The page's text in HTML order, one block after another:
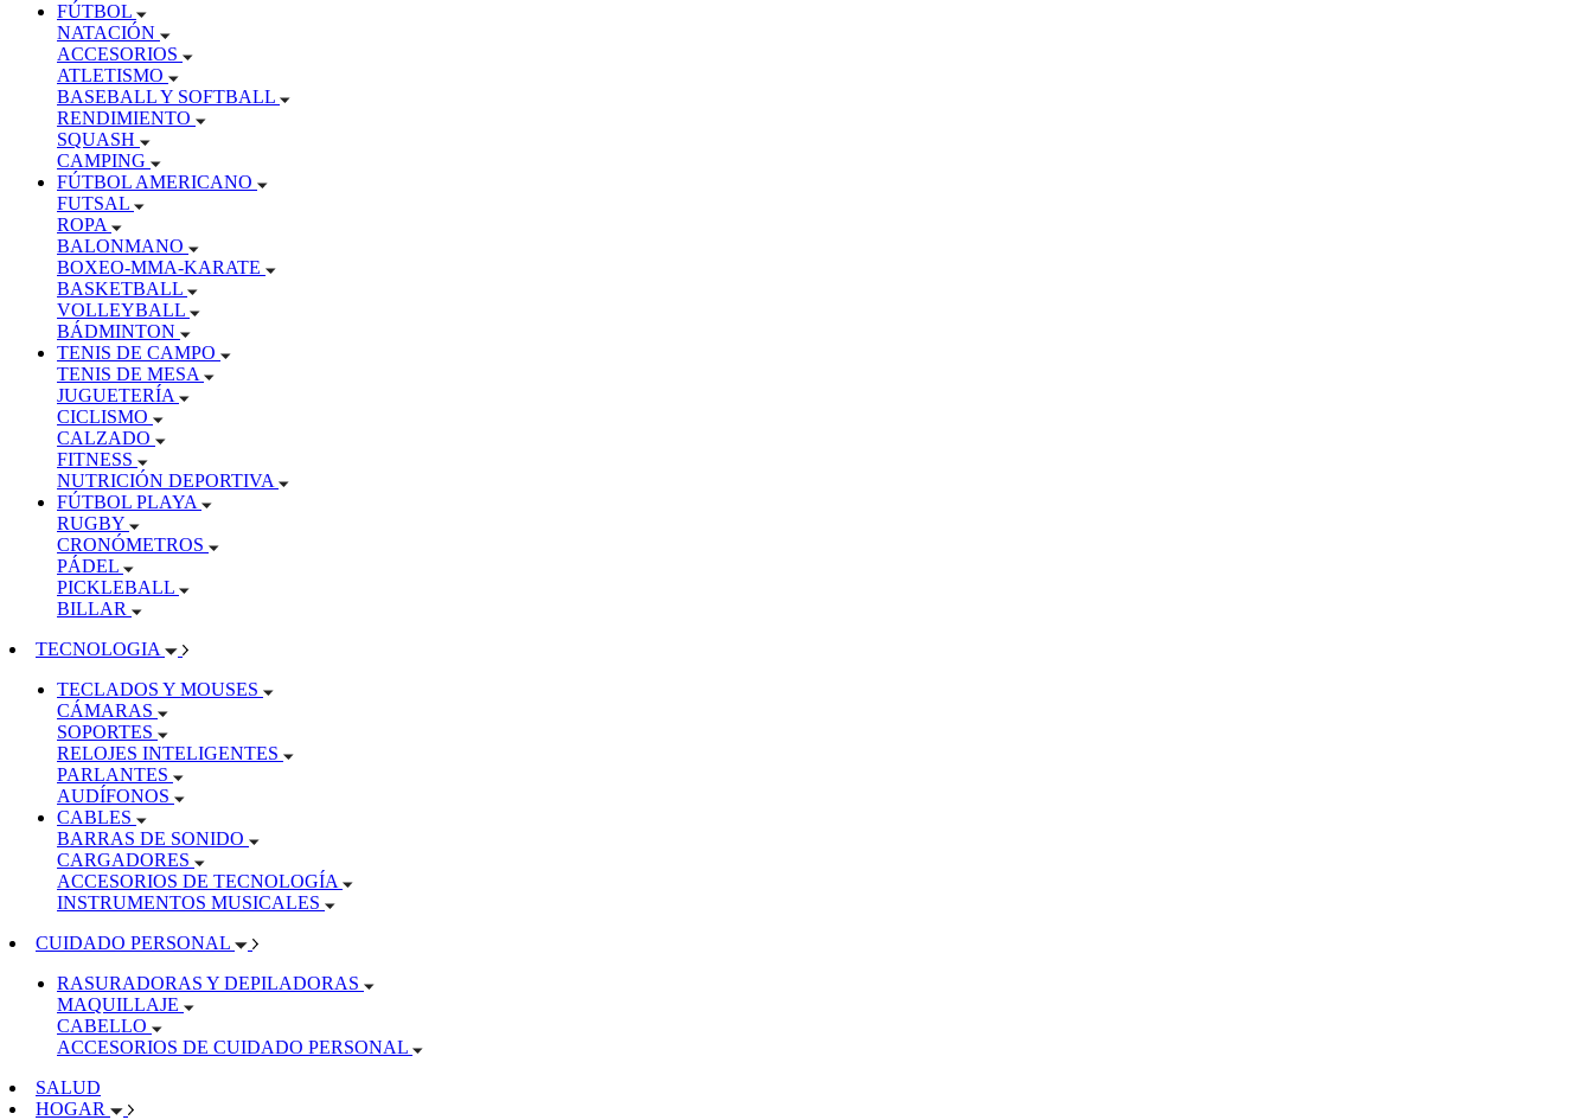
FÚTBOL
NATACIÓN
ACCESORIOS
ATLETISMO
BASEBALL Y SOFTBALL
RENDIMIENTO
SQUASH
CAMPING
FÚTBOL AMERICANO
FUTSAL
ROPA
BALONMANO
BOXEO-MMA-KARATE
BASKETBALL
VOLLEYBALL
BÁDMINTON
TENIS DE CAMPO
TENIS DE MESA
JUGUETERÍA
CICLISMO
CALZADO
FITNESS
NUTRICIÓN DEPORTIVA
FÚTBOL PLAYA
RUGBY
CRONÓMETROS
PÁDEL
PICKLEBALL
BILLAR
TECNOLOGIA
TECLADOS Y MOUSES
CÁMARAS
SOPORTES
RELOJES INTELIGENTES
PARLANTES
AUDÍFONOS
CABLES
BARRAS DE SONIDO
CARGADORES
ACCESORIOS DE TECNOLOGÍA
INSTRUMENTOS MUSICALES
CUIDADO PERSONAL
RASURADORAS Y DEPILADORAS
MAQUILLAJE
CABELLO
ACCESORIOS DE CUIDADO PERSONAL
SALUD
HOGAR